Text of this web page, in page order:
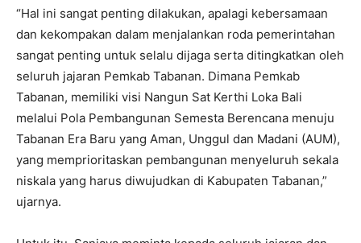
“Hal ini sangat penting dilakukan, apalagi kebersamaan
dan kekompakan dalam menjalankan roda pemerintahan
sangat penting untuk selalu dijaga serta ditingkatkan oleh
seluruh jajaran Pemkab Tabanan. Dimana Pemkab
Tabanan, memiliki visi Nangun Sat Kerthi Loka Bali
melalui Pola Pembangunan Semesta Berencana menuju
Tabanan Era Baru yang Aman, Unggul dan Madani (AUM),
yang memprioritaskan pembangunan menyeluruh sekala
niskala yang harus diwujudkan di Kabupaten Tabanan,”
ujarnya.